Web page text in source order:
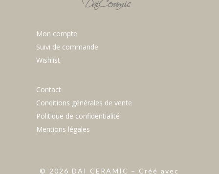
Mon compte
Suivi de commande
Wishlist
Contact
Conditions générales de vente
Politique de confidentialité
Mentions légales
© 2026 DAI CERAMIC – Créé avec